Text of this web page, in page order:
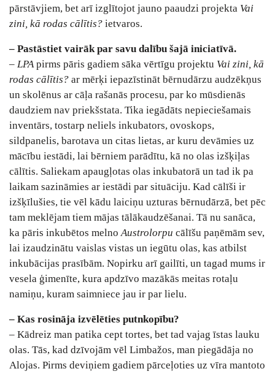
pārstāvjiem, bet arī izglītojot jauno paaudzi projekta Vai
zini, kā rodas cālītis? ietvaros.
– Pastāstiet vairāk par savu dalību šajā iniciatīvā.
– LPApirms pāris gadiem sāka vērtīgu projektu Vai zini, kā
rodas cālītis? ar mērķi iepazīstināt bērnudārzu audzēkņus
un skolēnus ar cāļa rašanās procesu, par ko mūsdienās
daudziem nav priekšstata. Tika iegādāts nepieciešamais
inventārs, tostarp neliels inkubators, ovoskops,
sildpanelis, barotava un citas lietas, ar kuru devāmies uz
mācību iestādi, lai bērniem parādītu, kā no olas izšķiļas
cālītis. Saliekam apaugļotas olas inkubatorā un tad ik pa
laikam sazināmies ar iestādi par situāciju. Kad cālīši ir
izšķīlušies, tie vēl kādu laiciņu uzturas bērnudārzā, bet pēc
tam meklējam tiem mājas tālākaudzēšanai. Tā nu sanāca,
ka pāris inkubētos melnoAustrolorpu cālīšu paņēmām sev,
lai izaudzinātu vaislas vistas un iegūtu olas, kas atbilst
inkubācijas prasībām. Nopirku arī gailīti, un tagad mums ir
vesela ģimenīte, kura apdzīvo mazākās meitas rotaļu
namiņu, kuram saimniece jau ir par lielu.
– Kas rosināja izvēlēties putnkopību?
– Kādreiz man patika cept tortes, bet tad vajag īstas lauku
olas. Tās, kad dzīvojām vēl Limbažos, man piegādāja no
Alojas. Pirms deviņiem gadiem pārceļoties uz vīra mantoto